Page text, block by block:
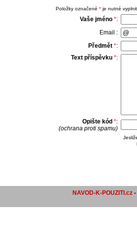
Položky označené *je nutné
Vaše jméno *:
Email :
Předmět *:
Text příspěvku *:
Opište kód *:
(ochrana proti spamu)
NAVOD-K-POUZITI.cz